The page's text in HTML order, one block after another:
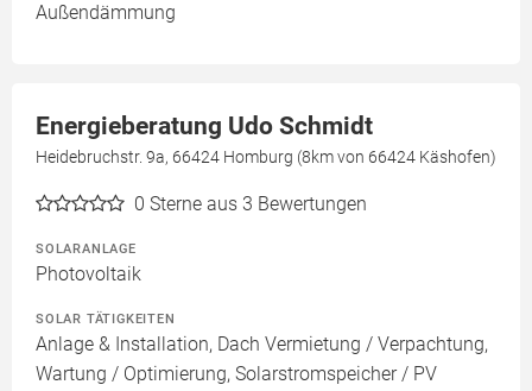
Außendämmung
Energieberatung Udo Schmidt
Heidebruchstr. 9a, 66424 Homburg (8km von 66424 Käshofen)
0 Sterne aus 3 Bewertungen
SOLARANLAGE
Photovoltaik
SOLAR TÄTIGKEITEN
Anlage & Installation, Dach Vermietung / Verpachtung,
Wartung / Optimierung, Solarstromspeicher / PV